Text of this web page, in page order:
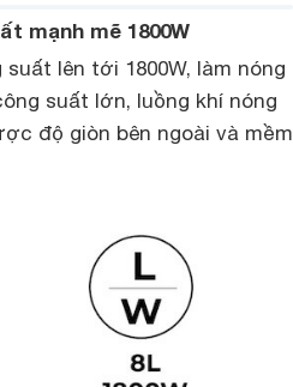
mạnh mẽ 1800W
lên tới 1800W, làm nóng
suất lớn, luồng khí nóng
độ giòn bên ngoài và mềm